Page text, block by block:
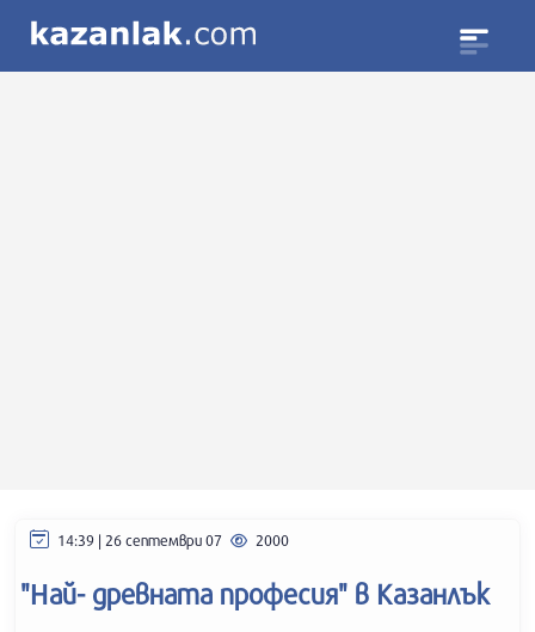
14:39 | 26 септември 07 2000
"Най- древната професия" в Казанлък